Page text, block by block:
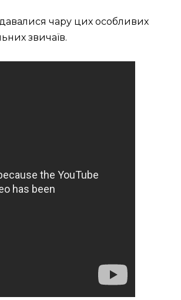
чару цих особливих
звичаїв.